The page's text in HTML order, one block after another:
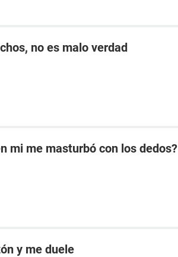
no es malo verdad
mi me masturbó con los dedos?
y me duele